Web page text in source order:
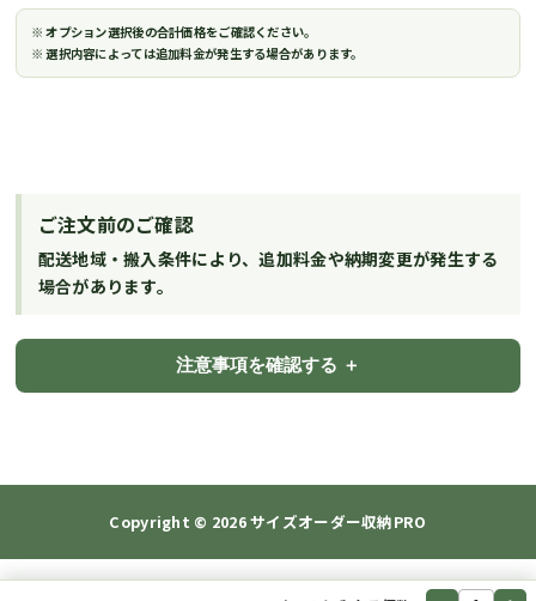
※ オプション選択後の合計価格をご確認ください。
※ 選択内容によっては追加料金が発生する場合があります。
ご注文前のご確認
配送地域・搬入条件により、追加料金や納期変更が発生する
場合があります。
注意事項を確認する
Copyright © 2026サイズオーダー収納PRO